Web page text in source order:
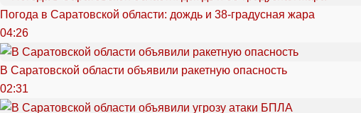
Погода в Саратовской области: дождь и 38-градусная жара
04:26
В Саратовской области объявили ракетную опасность
02:31